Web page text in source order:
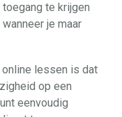
te krijgen
je maar
online lessen is dat
op een
eenvoudig